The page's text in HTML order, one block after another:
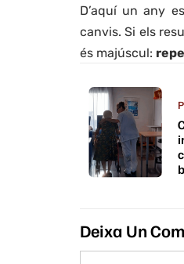
D’aquí un any
canvis. Si els
és majúscul:
Deixa Un